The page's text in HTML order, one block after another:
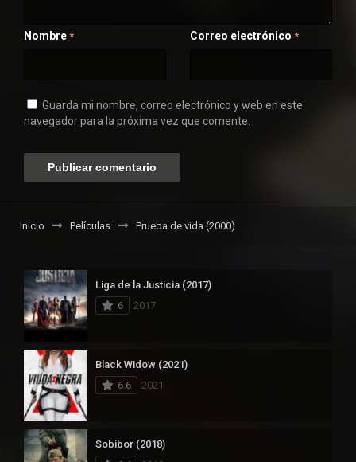
Nombre * Correo electrónico *
Guarda mi nombre, correo electrónico y web en este
navegador para la próxima vez que comente.
Inicio Películas Prueba de vida (2000)
Liga de la Justicia (2017)
6
2017
Black Widow (2021)
6.6
2021
Sobibor (2018)